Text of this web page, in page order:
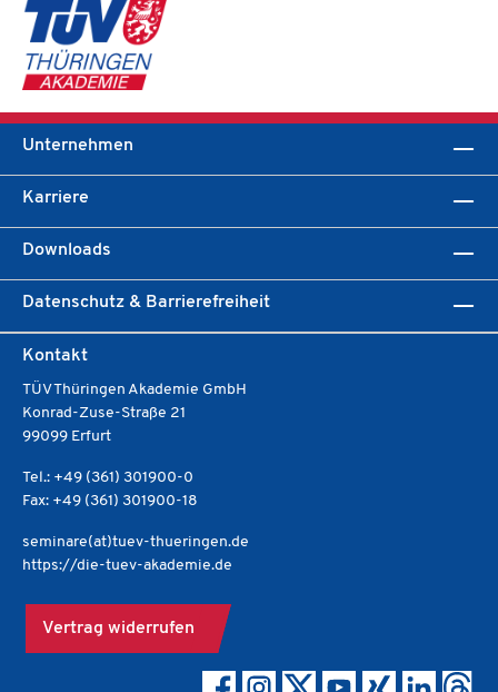
Unternehmen
Karriere
Downloads
Datenschutz & Barrierefreiheit
Kontakt
TÜV Thüringen Akademie GmbH
Konrad-Zuse-Straße 21
99099 Erfurt
Tel.: +49 (361) 301900-0
Fax: +49 (361) 301900-18
seminare(at)tuev-thueringen.de
https://die-tuev-akademie.de
Vertrag widerrufen